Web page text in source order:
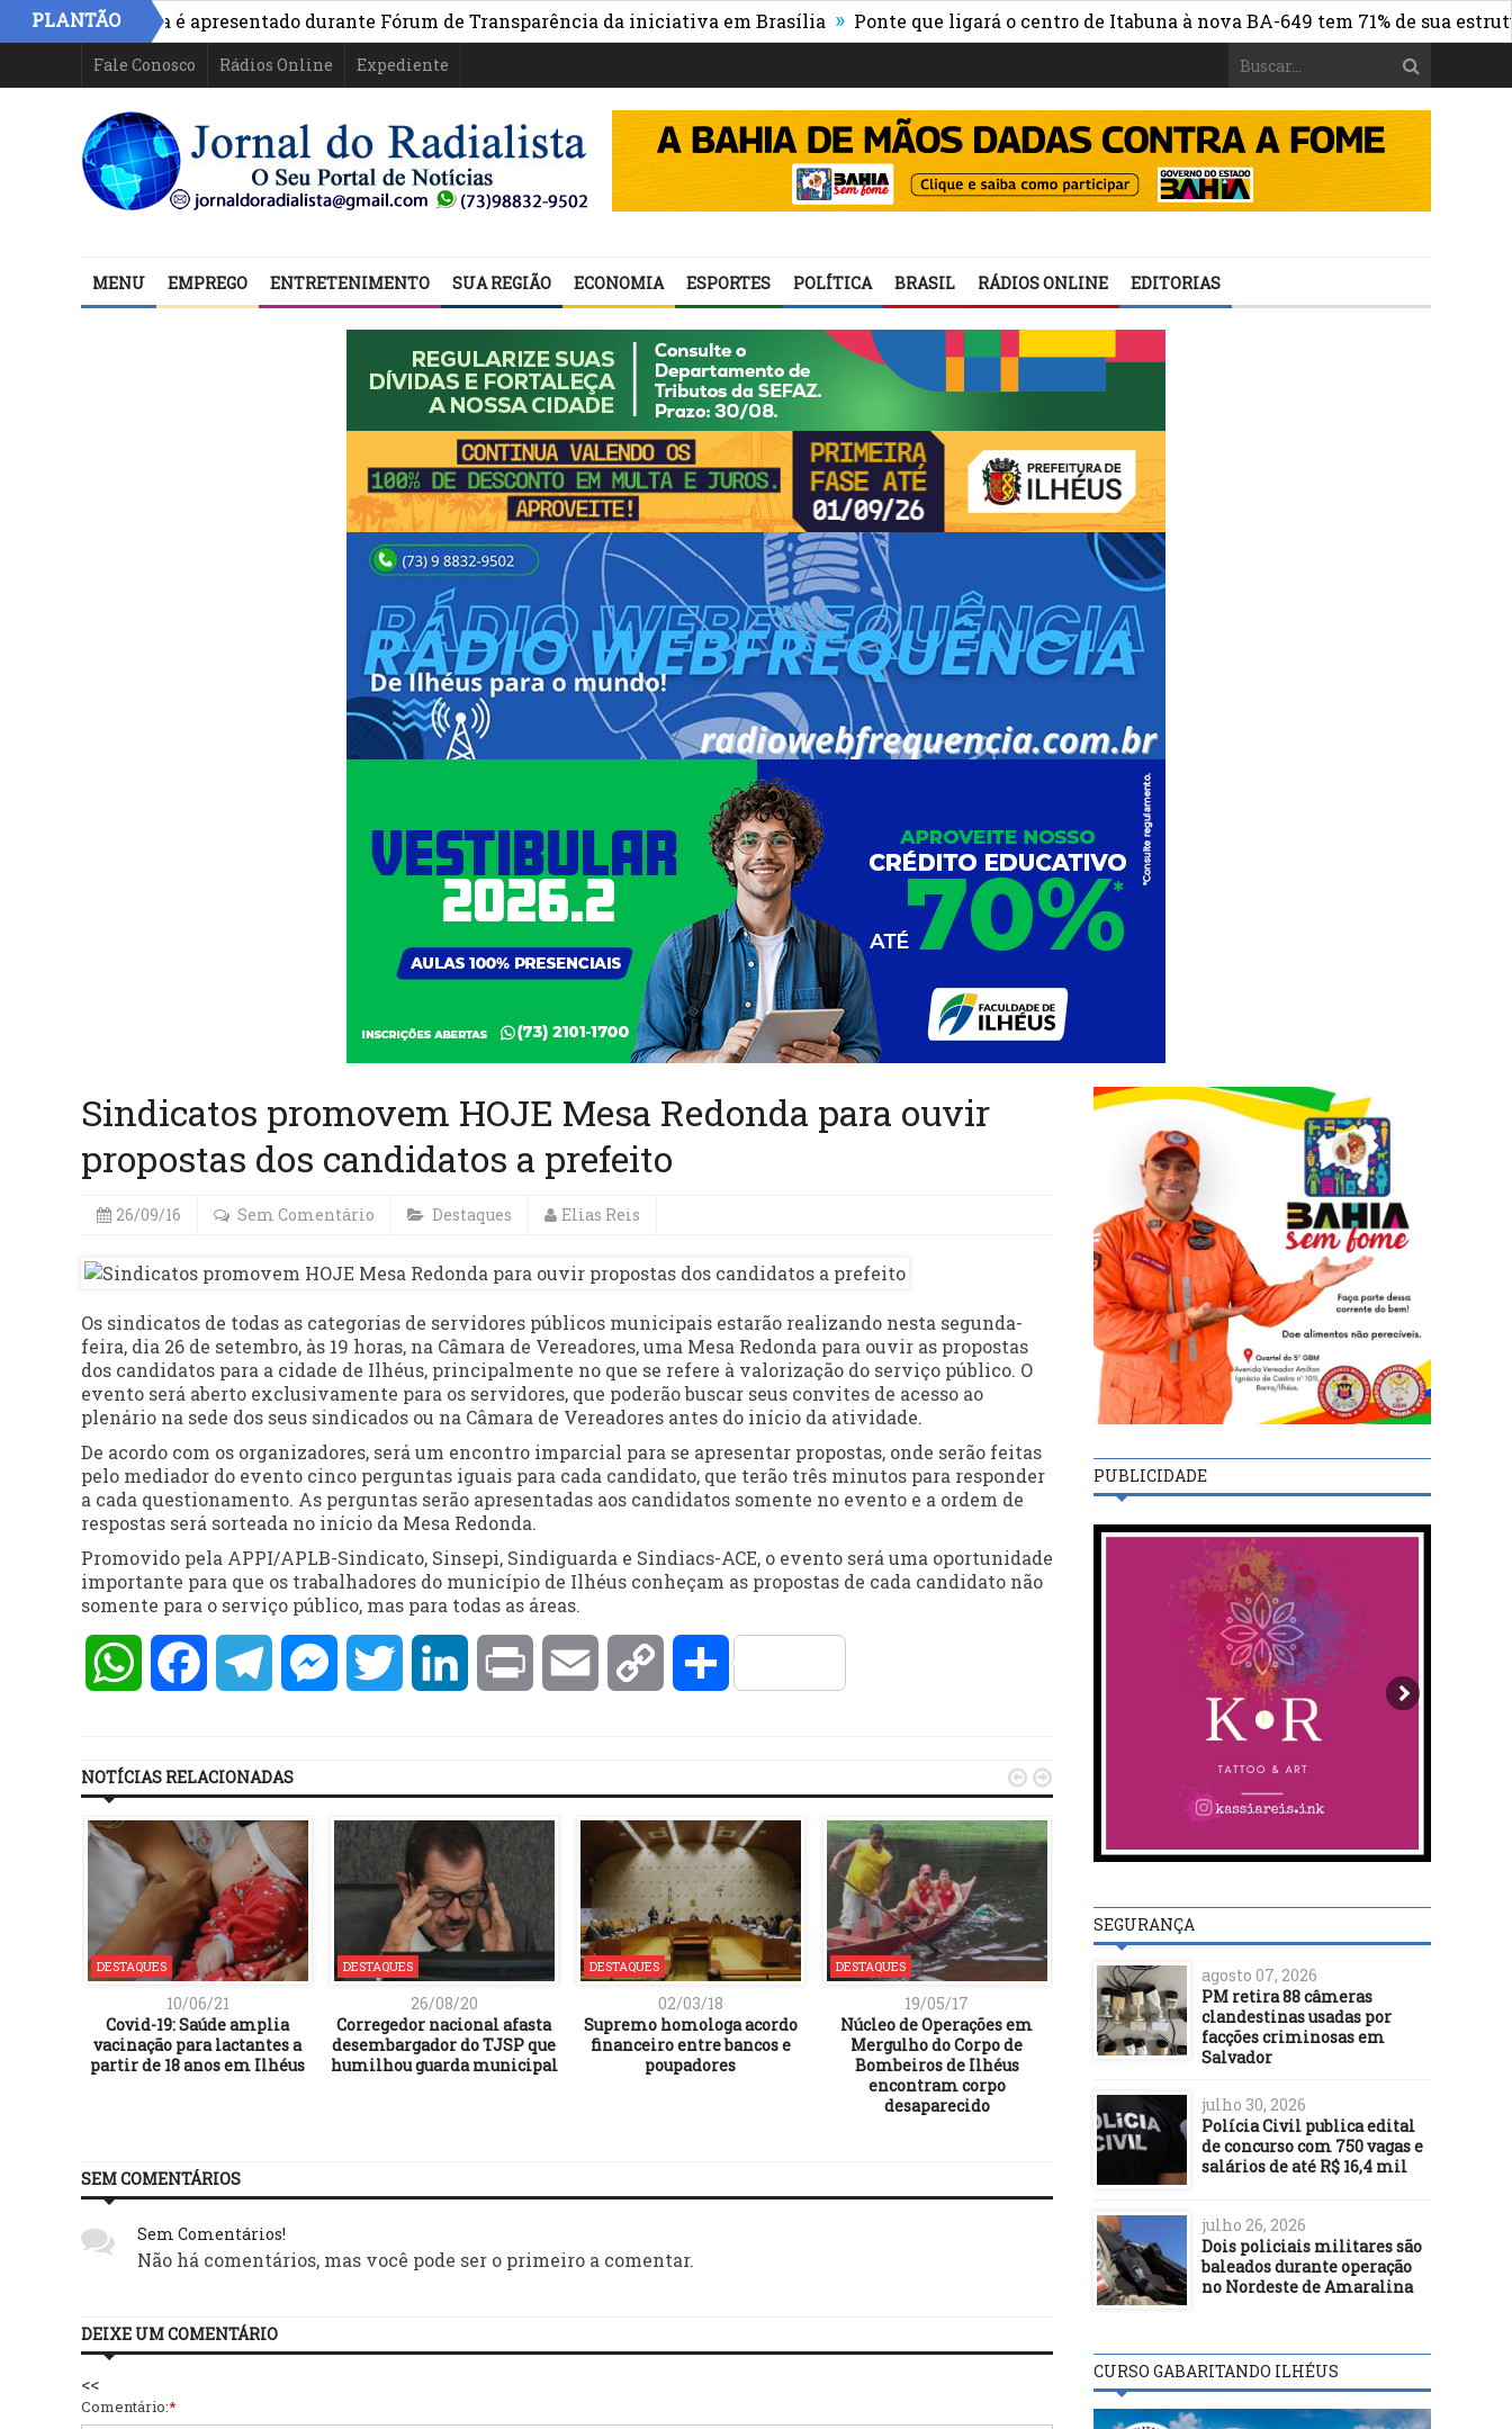
PLANTÃO
na Bahia é apresentado durante Fórum de Transparência da iniciativa em Brasília » Ponte que ligará o centro de Itabuna à nova BA-649 tem 71% de sua estrutura
Fale Conosco Rádios Online Expediente
MENU EMPREGO ENTRETENIMENTO SUA REGIÃO ECONOMIA ESPORTES POLÍTICA BRASIL RÁDIOS ONLINE EDITORIAS
Sindicatos promovem HOJE Mesa Redonda para ouvir
propostas dos candidatos a prefeito
26/09/16 Sem Comentário Destaques Elias Reis
Os sindicatos de todas as categorias de servidores públicos municipais estarão realizando nesta segunda-
feira, dia 26 de setembro, às 19 horas, na Câmara de Vereadores, uma Mesa Redonda para ouvir as propostas
dos candidatos para a cidade de Ilhéus, principalmente no que se refere à valorização do serviço público. O
evento será aberto exclusivamente para os servidores, que poderão buscar seus convites de acesso ao
plenário na sede dos seus sindicados ou na Câmara de Vereadores antes do início da atividade.
De acordo com os organizadores, será um encontro imparcial para se apresentar propostas, onde serão feitas
pelo mediador do evento cinco perguntas iguais para cada candidato, que terão três minutos para responder
a cada questionamento. As perguntas serão apresentadas aos candidatos somente no evento e a ordem de
respostas será sorteada no início da Mesa Redonda.
Promovido pela APPI/APLB-Sindicato, Sinsepi, Sindiguarda e Sindiacs-ACE, o evento será uma oportunidade
importante para que os trabalhadores do município de Ilhéus conheçam as propostas de cada candidato não
somente para o serviço público, mas para todas as áreas.
WhatsAppFacebookTelegramMessengerTwitter LinkedInPrint Email Copy Compartilhar
NOTÍCIAS RELACIONADAS
DESTAQUES
10/06/21
Covid-19: Saúde amplia
vacinação para lactantes a
partir de 18 anos em Ilhéus
DESTAQUES
26/08/20
Corregedor nacional afasta
desembargador do TJSP que
humilhou guarda municipal
DESTAQUES
02/03/18
Supremo homologa acordo
financeiro entre bancos e
poupadores
DESTAQUES
19/05/17
Núcleo de Operações em
Mergulho do Corpo de
Bombeiros de Ilhéus
encontram corpo
desaparecido
DESTAQUES
25/11/25
Ilhéus intensifica
mobilização final para
pesagem do Bolsa Família
Covid-19: Ilhéus faz
repescagem de 1ª dose
 
SEM COMENTÁRIOS
Sem Comentários!
Não há comentários, mas você pode ser o primeiro a comentar.
DEIXE UM COMENTÁRIO
<<
Comentário:*
PUBLICIDADE
SEGURANÇA
agosto 07, 2026
PM retira 88 câmeras
clandestinas usadas por
facções criminosas em
Salvador
julho 30, 2026
Polícia Civil publica edital
de concurso com 750 vagas e
salários de até R$ 16,4 mil
julho 26, 2026
Dois policiais militares são
baleados durante operação
no Nordeste de Amaralina
CURSO GABARITANDO ILHÉUS